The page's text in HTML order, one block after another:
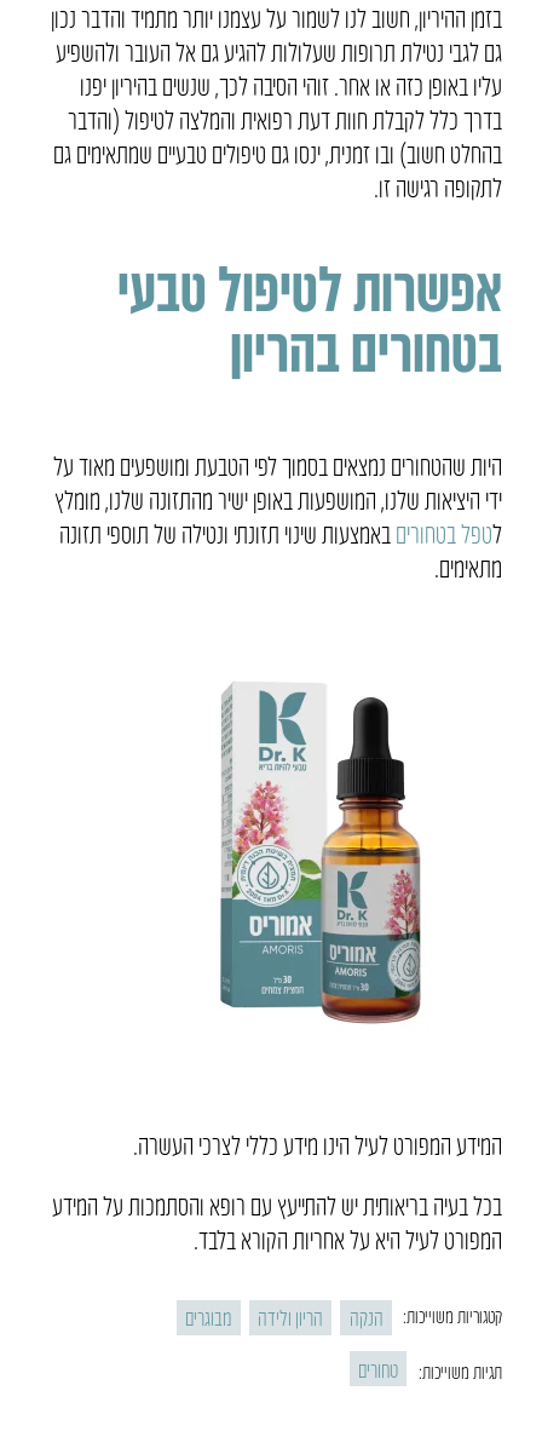
בזמן ההיריון, חשוב לנו לשמור על עצמנו יותר מתמיד והדבר נכון
גם לגבי נטילת תרופות שעלולות להגיע גם אל העובר ולהשפיע
עליו באופן כזה או אחר. זוהי הסיבה לכך, שנשים בהיריון יפנו
בדרך כלל לקבלת חוות דעת רפואית והמלצה לטיפול (והדבר
בהחלט חשוב) ובו זמנית, ינסו גם טיפולים טבעיים שמתאימים גם
לתקופה רגישה זו.
אפשרות לטיפול טבעי
בטחורים בהריון
היות שהטחורים נמצאים בסמוך לפי הטבעת ומושפעים מאוד על
ידי היציאות שלנו, המושפעות באופן ישיר מהתזונה שלנו, מומלץ
לטפל בטחורים באמצעות שינוי תזונתי ונטילה של תוספי תזונה
מתאימים.
המידע המפורט לעיל הינו מידע כללי לצרכי העשרה.
בכל בעיה בריאותית יש להתייעץ עם רופא והסתמכות על המידע
המפורט לעיל היא על אחריות הקורא בלבד.
קטגוריות משוייכות: הנקה הריון ולידה מבוגרים
תגיות משוייכות: טחורים